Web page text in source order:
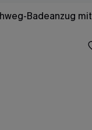
Badeanzug mit